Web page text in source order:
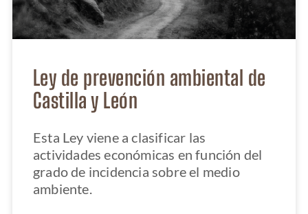
Ley de prevención ambiental de
Castilla y León
Esta Ley viene a clasificar las
actividades económicas en función del
grado de incidencia sobre el medio
ambiente.